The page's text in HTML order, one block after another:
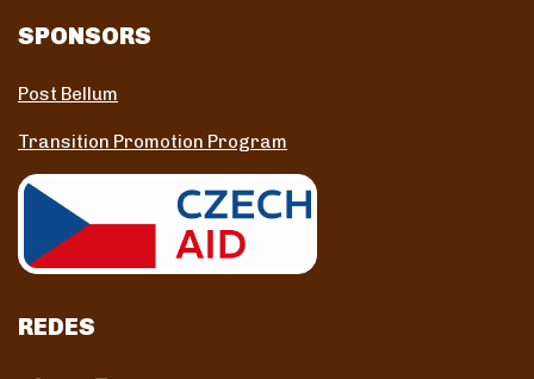
SPONSORS
Post Bellum
Transition Promotion Program
REDES